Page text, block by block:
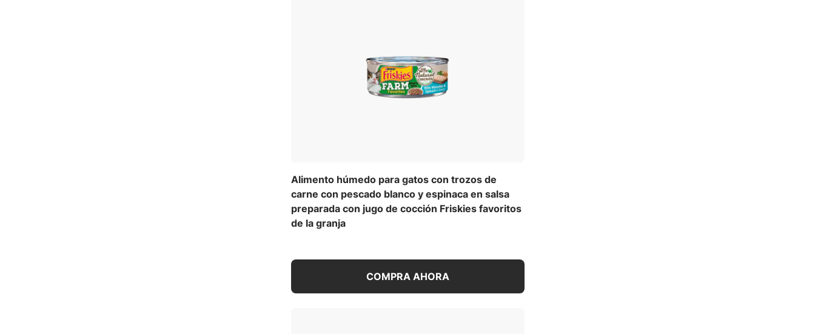
Alimenta a un gato adulto con 3/4 a 1 oz por libra de peso corporal por día. Divide en dos o más
Alimento húmedo para gatos con trozos de
carne con pescado blanco y espinaca en salsa
preparada con jugo de cocción Friskies favoritos
de la granja
COMPRA AHORA